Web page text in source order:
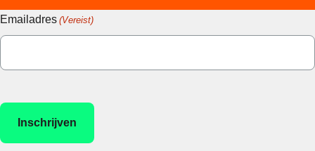
Emailadres (Vereist)